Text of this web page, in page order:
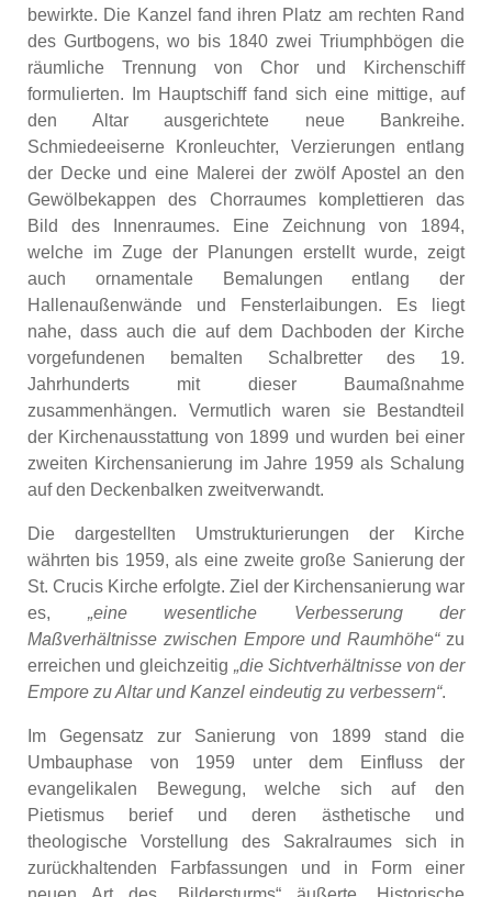
bewirkte. Die Kanzel fand ihren Platz am rechten Rand
des Gurtbogens, wo bis 1840 zwei Triumphbögen die
räumliche Trennung von Chor und Kirchenschiff
formulierten. Im Hauptschiff fand sich eine mittige, auf
den Altar ausgerichtete neue Bankreihe.
Schmiedeeiserne Kronleuchter, Verzierungen entlang
der Decke und eine Malerei der zwölf Apostel an den
Gewölbekappen des Chorraumes komplettieren das
Bild des Innenraumes. Eine Zeichnung von 1894,
welche im Zuge der Planungen erstellt wurde, zeigt
auch ornamentale Bemalungen entlang der
Hallenaußenwände und Fensterlaibungen. Es liegt
nahe, dass auch die auf dem Dachboden der Kirche
vorgefundenen bemalten Schalbretter des 19.
Jahrhunderts mit dieser Baumaßnahme
zusammenhängen. Vermutlich waren sie Bestandteil
der Kirchenausstattung von 1899 und wurden bei einer
zweiten Kirchensanierung im Jahre 1959 als Schalung
auf den Deckenbalken zweitverwandt.
Die dargestellten Umstrukturierungen der Kirche
währten bis 1959, als eine zweite große Sanierung der
St. Crucis Kirche erfolgte. Ziel der Kirchensanierung war
es, „eine wesentliche Verbesserung der
Maßverhältnisse zwischen Empore und Raumhöhe“zu
erreichen und gleichzeitig „die Sichtverhältnisse von der
Empore zu Altar und Kanzel eindeutig zu verbessern“.
Im Gegensatz zur Sanierung von 1899 stand die
Umbauphase von 1959 unter dem Einfluss der
evangelikalen Bewegung, welche sich auf den
Pietismus berief und deren ästhetische und
theologische Vorstellung des Sakralraumes sich in
zurückhaltenden Farbfassungen und in Form einer